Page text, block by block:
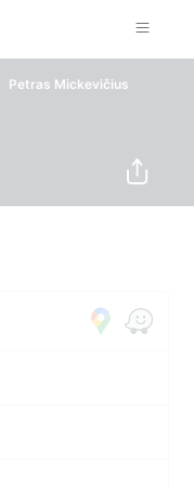
Petras Mickevičius